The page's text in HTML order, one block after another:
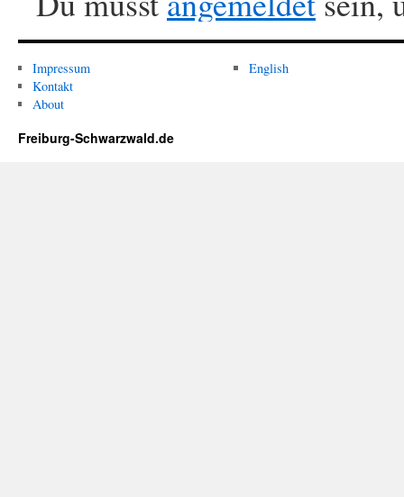
Impressum
Kontakt
About
English
Freiburg-Schwarzwald.de